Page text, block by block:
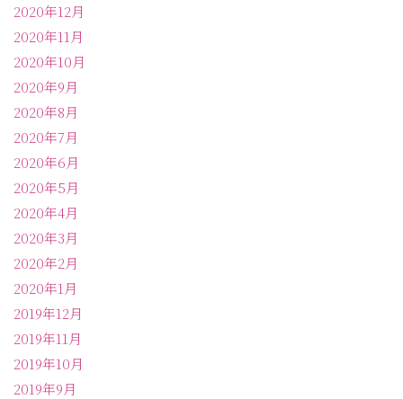
2020年12月
2020年11月
2020年10月
2020年9月
2020年8月
2020年7月
2020年6月
2020年5月
2020年4月
2020年3月
2020年2月
2020年1月
2019年12月
2019年11月
2019年10月
2019年9月